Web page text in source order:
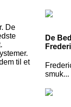
De
til et
De
smuk...